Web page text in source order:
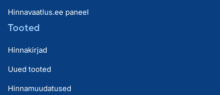
Hinnavaatlus.ee paneel
Tooted
Hinnakirjad
Uued tooted
Hinnamuudatused